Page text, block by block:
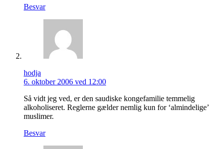
Besvar
hodja
6. oktober 2006 ved 12:00
Så vidt jeg ved, er den saudiske kongefamilie temmelig
alkoholiseret. Reglerne gælder nemlig kun for ‘almindelige’
muslimer.
Besvar